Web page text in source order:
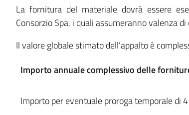
La fornitura del materiale dovrà essere
Consorzio Spa, i quali assumeranno valenza
Il valore globale stimato dell’appalto è
Importo annuale complessivo delle
Importo per eventuale proroga temporale di